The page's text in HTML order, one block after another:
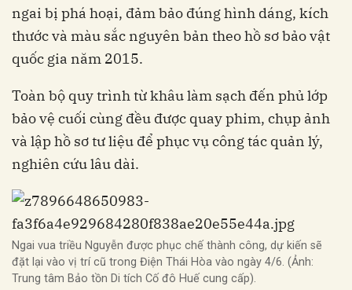
ngai bị phá hoại, đảm bảo đúng hình dáng, kích
thước và màu sắc nguyên bản theo hồ sơ bảo vật
quốc gia năm 2015.
Toàn bộ quy trình từ khâu làm sạch đến phủ lớp
bảo vệ cuối cùng đều được quay phim, chụp ảnh
và lập hồ sơ tư liệu để phục vụ công tác quản lý,
nghiên cứu lâu dài.
Ngai vua triều Nguyễn được phục chế thành công, dự kiến sẽ
đặt lại vào vị trí cũ trong Điện Thái Hòa vào ngày 4/6. (Ảnh:
Trung tâm Bảo tồn Di tích Cố đô Huế cung cấp).